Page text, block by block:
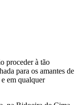
proceder à tão
para os amantes de
em qualquer